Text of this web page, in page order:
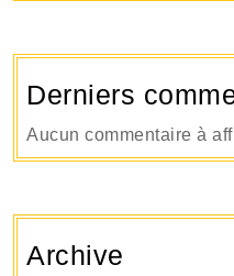
Derniers
Aucun commentaire à
Archive